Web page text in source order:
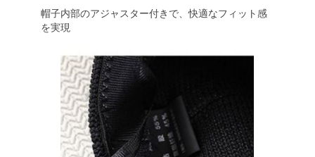
帽子内部のアジャスター付きで、快適なフィット感
を実現